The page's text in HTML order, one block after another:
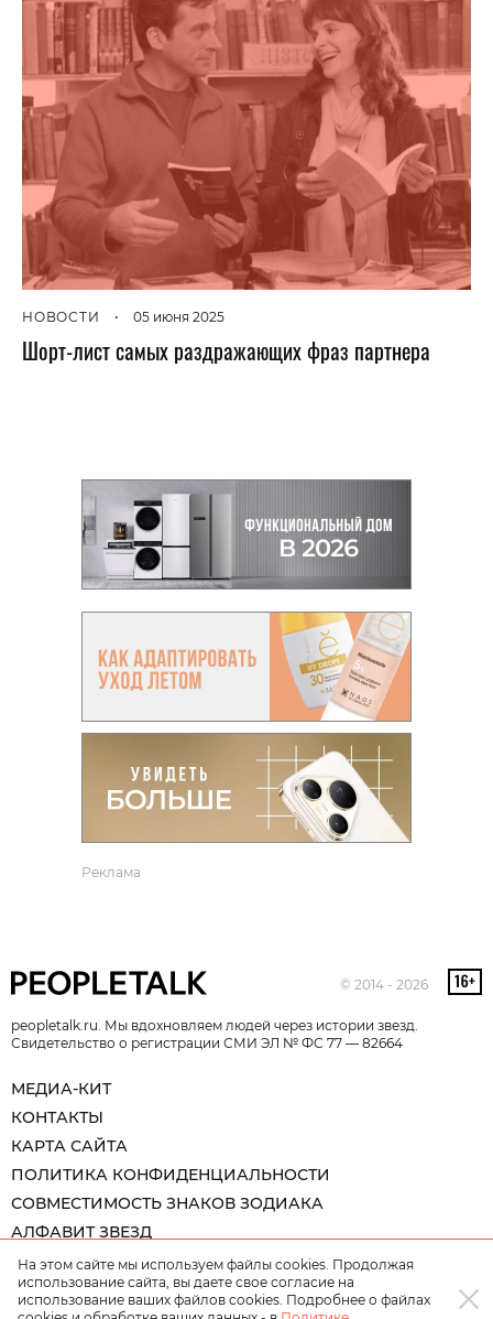
НОВОСТИ • 05 июня 2025
Шорт-лист самых раздражающих фраз партнера
Реклама
© 2014 - 2026
peopletalk.ru. Мы вдохновляем людей через истории звезд.
Свидетельство о регистрации СМИ ЭЛ № ФС 77 — 82664
МЕДИА-КИТ
КОНТАКТЫ
КАРТА САЙТА
ПОЛИТИКА КОНФИДЕНЦИАЛЬНОСТИ
СОВМЕСТИМОСТЬ ЗНАКОВ ЗОДИАКА
АЛФАВИТ ЗВЕЗД
На этом сайте мы используем файлы cookies. Продолжая
использование сайта, вы даете свое согласие на
использование ваших файлов cookies. Подробнее о файлах